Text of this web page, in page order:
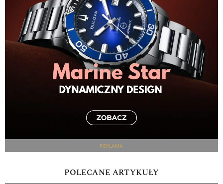
REKLAMA
POLECANE ARTYKUŁY